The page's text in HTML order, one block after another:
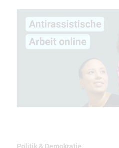
Politik & Demokratie